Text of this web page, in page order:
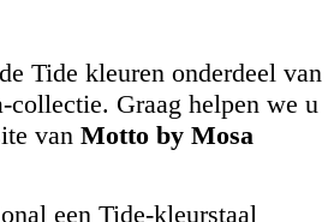
Tide kleuren onderdeel van
Graag helpen we u
van Motto by Mosa
een Tide-kleurstaal